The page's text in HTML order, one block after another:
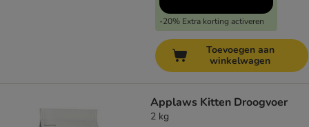
-20% Extra korting activeren
Toevoegen aan
winkelwagen
Applaws Kitten Droogvoer
2 kg